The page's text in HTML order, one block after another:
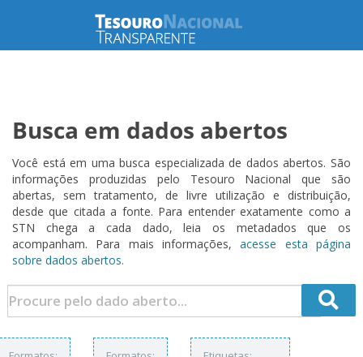
Busca em dados abertos
Você está em uma busca especializada de dados abertos. São
informações produzidas pelo Tesouro Nacional que são
abertas, sem tratamento, de livre utilização e distribuição,
desde que citada a fonte. Para entender exatamente como a
STN chega a cada dado, leia os metadados que os
acompanham. Para mais informações,acesse esta página
sobre dados abertos.